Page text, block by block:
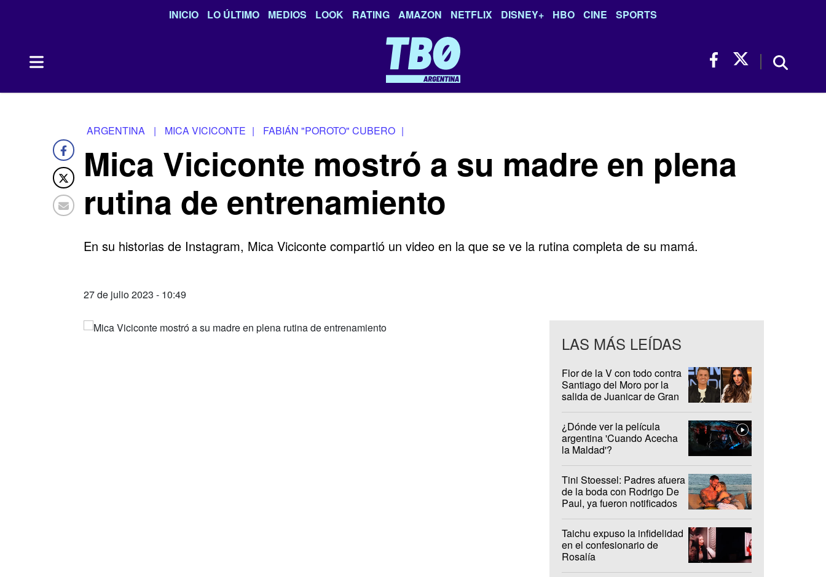
INICIO LO ÚLTIMO MEDIOS LOOK RATING AMAZON NETFLIX DISNEY+ HBO CINE SPORTS
ARGENTINA | MICA VICICONTE | FABIÁN "POROTO" CUBERO |
Mica Viciconte mostró a su madre en plena
rutina de entrenamiento
En su historias de Instagram, Mica Viciconte compartió un video en la que se ve la rutina completa de su mamá.
27 de julio 2023 - 10:49
LAS MÁS LEÍDAS
Flor de la V con todo contra
Santiago del Moro por la
salida de Juanicar de Gran
¿Dónde ver la película
argentina 'Cuando Acecha
la Maldad'?
Tini Stoessel: Padres afuera
de la boda con Rodrigo De
Paul, ya fueron notificados
Taichu expuso la infidelidad
en el confesionario de
Rosalía